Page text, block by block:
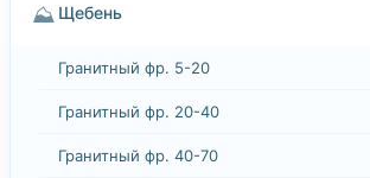
⛰️ Щебень
Гранитный фр. 5-20
Гранитный фр. 20-40
Гранитный фр. 40-70